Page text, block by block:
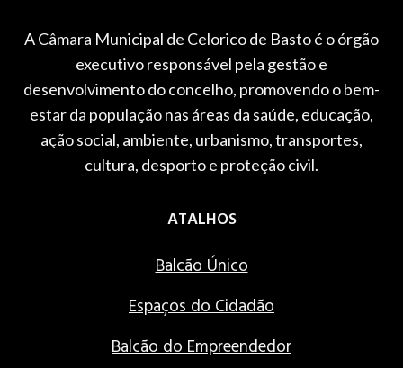
A Câmara Municipal de Celorico de Basto é o órgão
executivo responsável pela gestão e
desenvolvimento do concelho, promovendo o bem-
estar da população nas áreas da saúde, educação,
ação social, ambiente, urbanismo, transportes,
cultura, desporto e proteção civil.
ATALHOS
Balcão Único
Espaços do Cidadão
Balcão do Empreendedor